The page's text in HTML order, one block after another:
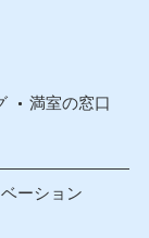
満室の窓口
ーション